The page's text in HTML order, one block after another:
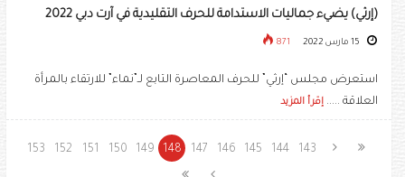
(إرثي) يضيء جماليات الاستدامة للحرف التقليدية في آرت دبي 2022
871
استعرض مجلس “إرثي” للحرف المعاصرة التابع لـ”نماء” للارتقاء بالمرأة
العلاقة ..... إقرأ المزيد
143
144
145
146
147
148
149
150
151
152
153